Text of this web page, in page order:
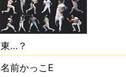
東…？
名前かっこE